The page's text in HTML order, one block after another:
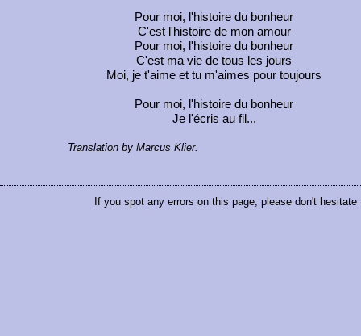
Pour moi, l'histoire du bonheur
C'est l'histoire de mon amour
Pour moi, l'histoire du bonheur
C'est ma vie de tous les jours
Moi, je t'aime et tu m'aimes pour toujours
Pour moi, l'histoire du bonheur
Je l'écris au fil...
Translation by Marcus Klier.
If you spot any errors on this page, please don't